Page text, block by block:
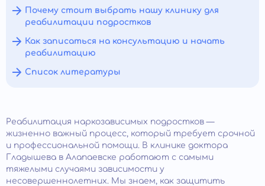
Почему стоит выбрать нашу клинику для
реабилитации подростков
Как записаться на консультацию и начать
реабилитацию
Список литературы
Реабилитация наркозависимых подростков —
жизненно важный процесс, который требует срочной
и профессиональной помощи. В клинике доктора
Гладышева в Алапаевске работают с самыми
тяжелыми случаями зависимости у
несовершеннолетних. Мы знаем, как защитить